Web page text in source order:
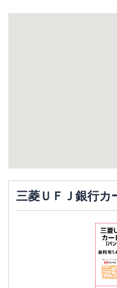
三菱ＵＦＪ銀行カ